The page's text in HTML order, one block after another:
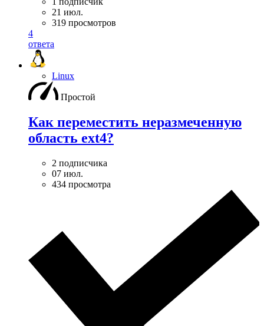
21 июл.
319 просмотров
4
ответа
Linux
Простой
Как переместить неразмеченную
область ext4?
2 подписчика
07 июл.
434 просмотра